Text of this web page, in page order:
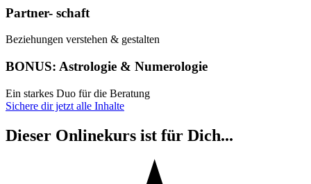
Partner- schaft
Beziehungen verstehen & gestalten
BONUS: Astrologie & Numerologie
Ein starkes Duo für die Beratung
Sichere dir jetzt alle Inhalte
Dieser Onlinekurs ist für Dich...